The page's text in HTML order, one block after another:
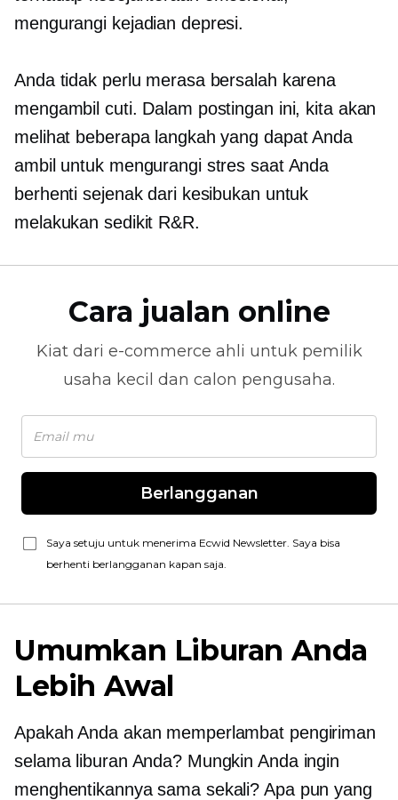
mengurangi kejadian depresi.
Anda tidak perlu merasa bersalah karena
mengambil cuti. Dalam postingan ini, kita akan
melihat beberapa langkah yang dapat Anda
ambil untuk mengurangi stres saat Anda
berhenti sejenak dari kesibukan untuk
melakukan sedikit R&R.
Cara jualan online
Kiat dari e-commerce ahli untuk pemilik
usaha kecil dan calon pengusaha.
Berlangganan
Saya setuju untuk menerima Ecwid Newsletter. Saya bisa
berhenti berlangganan kapan saja.
Umumkan Liburan Anda
Lebih Awal
Apakah Anda akan memperlambat pengiriman
selama liburan Anda? Mungkin Anda ingin
menghentikannya sama sekali? Apa pun yang